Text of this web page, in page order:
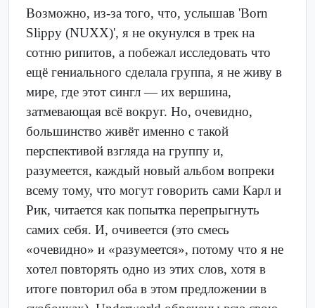
Возможно, из-за того, что, услышав 'Born
Slippy (NUXX)', я не окунулся в трек на
сотню рипитов, а побежал исследовать что
ещё гениального сделала группа, я не живу в
мире, где этот сингл — их вершина,
затмевающая всё вокруг. Но, очевидно,
большинство живёт именно с такой
перспективой взгляда на группу и,
разумеется, каждый новый альбом вопреки
всему тому, что могут говорить сами Карл и
Рик, читается как попытка перепрыгнуть
самих себя. И, очивеется (это смесь
«очевидно» и «разумеется», потому что я не
хотел повторять одно из этих слов, хотя в
итоге повторил оба в этом предложении в